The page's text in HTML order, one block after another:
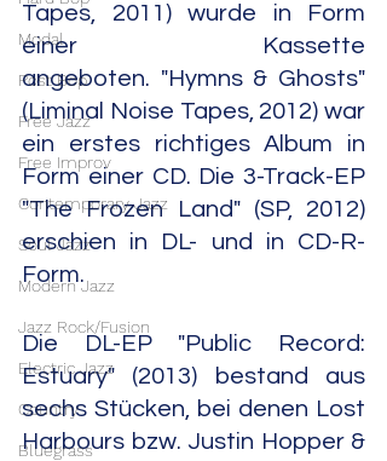
Modal
Post Bop
Free Jazz
Free Improv
Contemporary Jazz
Soul Jazz
Modern Jazz
Jazz Rock/Fusion
Electric Jazz
Country
Bluegrass
Tapes, 2011) wurde in Form
einer Kassette
angeboten. "Hymns & Ghosts"
(Liminal Noise Tapes, 2012) war
ein erstes richtiges Album in
Form einer CD. Die 3-Track-EP
"The Frozen Land" (SP, 2012)
erschien in DL- und in CD-R-
Form.
Die DL-EP "Public Record:
Estuary" (2013) bestand aus
sechs Stücken, bei denen Lost
Harbours bzw. Justin Hopper &